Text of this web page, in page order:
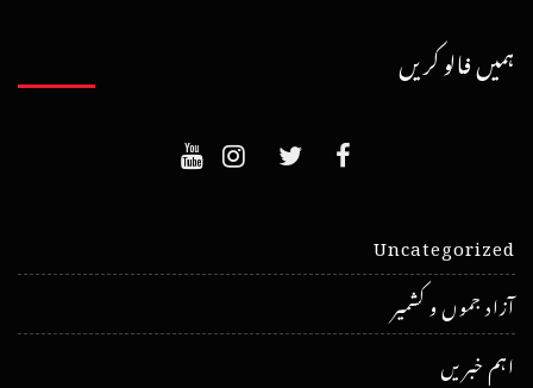
ہمیں فالو کریں
Uncategorized
آزاد جموں و کشمیر
اہم خبریں